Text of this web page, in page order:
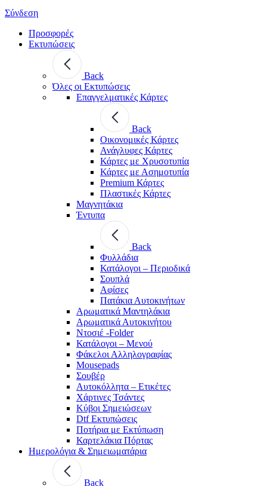
Σύνδεση
Προσφορές
Εκτυπώσεις
Back
Όλες οι Εκτυπώσεις
Επαγγελματικές Κάρτες
Back
Οικονομικές Κάρτες
Ανάγλυφες Κάρτες
Κάρτες με Χρυσοτυπία
Κάρτες με Ασημοτυπία
Premium Κάρτες
Πλαστικές Κάρτες
Μαγνητάκια
Έντυπα
Back
Φυλλάδια
Κατάλογοι – Περιοδικά
Σουπλά
Αφίσες
Πατάκια Αυτοκινήτων
Αρωματικά Μαντηλάκια
Αρωματικά Αυτοκινήτου
Ντοσιέ -Folder
Κατάλογοι – Μενού
Φάκελοι Αλληλογραφίας
Mousepads
Σουβέρ
Αυτοκόλλητα – Ετικέτες
Χάρτινες Τσάντες
Κύβοι Σημειώσεων
Dtf Εκτυπώσεις
Ποτήρια με Εκτύπωση
Καρτελάκια Πόρτας
Ημερολόγια & Σημειωματάρια
Back